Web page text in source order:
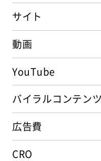
サイト
動画
YouTube
バイラルコンテンツ
広告費
CRO